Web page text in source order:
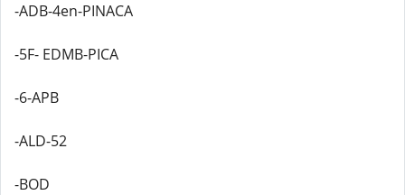
-ADB-4en-PINACA
-5F- EDMB-PICA
-6-APB
-ALD-52
-BOD